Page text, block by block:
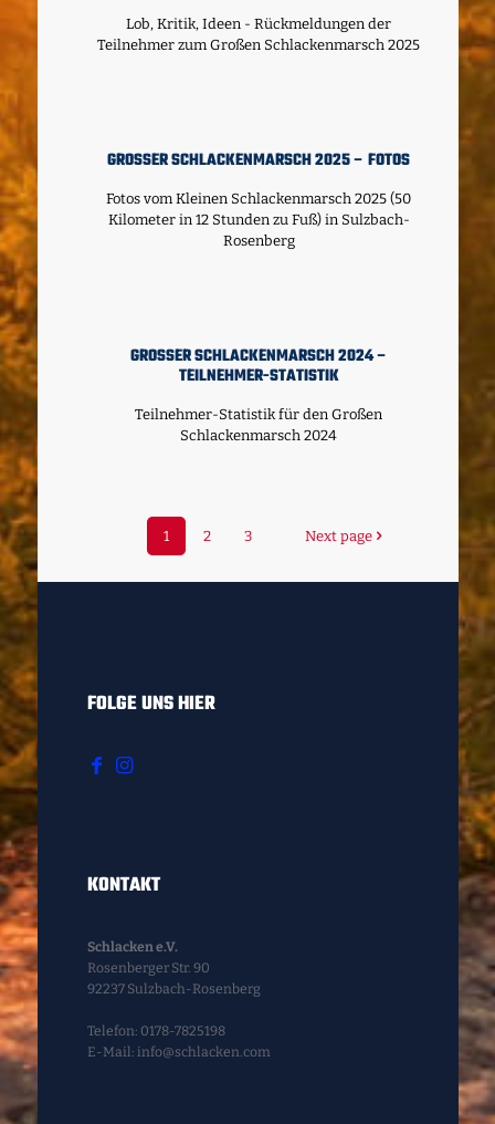
Lob, Kritik, Ideen - Rückmeldungen der
Teilnehmer zum Großen Schlackenmarsch 2025
GROSSER SCHLACKENMARSCH 2025 – FOTOS
Fotos vom Kleinen Schlackenmarsch 2025 (50
Kilometer in 12 Stunden zu Fuß) in Sulzbach-
Rosenberg
GROSSER SCHLACKENMARSCH 2024 – T
EILNEHMER-STATISTIK
Teilnehmer-Statistik für den Großen
Schlackenmarsch 2024
1 2 3 Next page
FOLGE UNS HIER
KONTAKT
Schlacken e.V.
Rosenberger Str. 90
92237 Sulzbach-Rosenberg
Telefon: 0178-7825198
E-Mail: info@schlacken.com